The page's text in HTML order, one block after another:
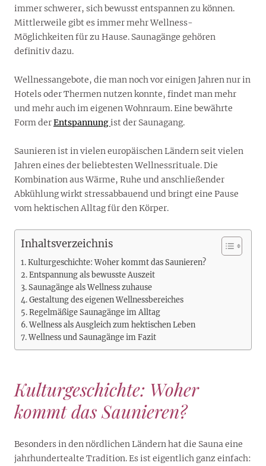
immer schwerer, sich bewusst entspannen zu können.
Mittlerweile gibt es immer mehr Wellness-
Möglichkeiten für zu Hause. Saunagänge gehören
definitiv dazu.
Wellnessangebote, die man noch vor einigen Jahren nur in
Hotels oder Thermen nutzen konnte, findet man mehr
und mehr auch im eigenen Wohnraum. Eine bewährte
Form derEntspannungist der Saunagang.
Saunieren ist in vielen europäischen Ländern seit vielen
Jahren eines der beliebtesten Wellnessrituale. Die
Kombination aus Wärme, Ruhe und anschließender
Abkühlung wirkt stressabbauend und bringt eine Pause
vom hektischen Alltag für den Körper.
Inhaltsverzeichnis
Kulturgeschichte: Woher kommt das Saunieren?
Entspannung als bewusste Auszeit
Saunagänge als Wellness zuhause
Gestaltung des eigenen Wellnessbereiches
Regelmäßige Saunagänge im Alltag
Wellness als Ausgleich zum hektischen Leben
Wellness und Saunagänge im Fazit
Kulturgeschichte: Woher
kommt das Saunieren?
Besonders in den nördlichen Ländern hat die Sauna eine
jahrhundertealte Tradition. Es ist eigentlich ganz einfach: